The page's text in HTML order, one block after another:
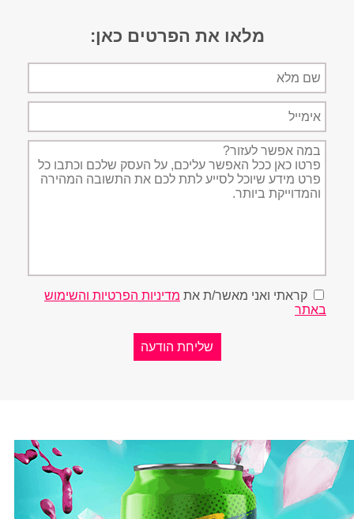
מלאו את הפרטים כאן:
מלא
תיאור
הפניה
קראתי ואני מאשר/ת את מדיניות הפרטיות והשימוש
באתר